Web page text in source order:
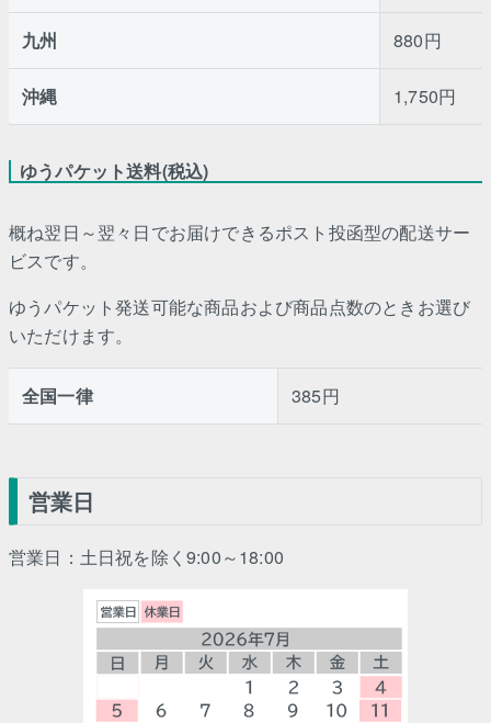
九州 880円
沖縄 1,750円
ゆうパケット送料(税込)
概ね翌日～翌々日でお届けできるポスト投函型の配送サー
ビスです。
ゆうパケット発送可能な商品および商品点数のときお選び
いただけます。
全国一律 385円
営業日
営業日：土日祝を除く9:00～18:00